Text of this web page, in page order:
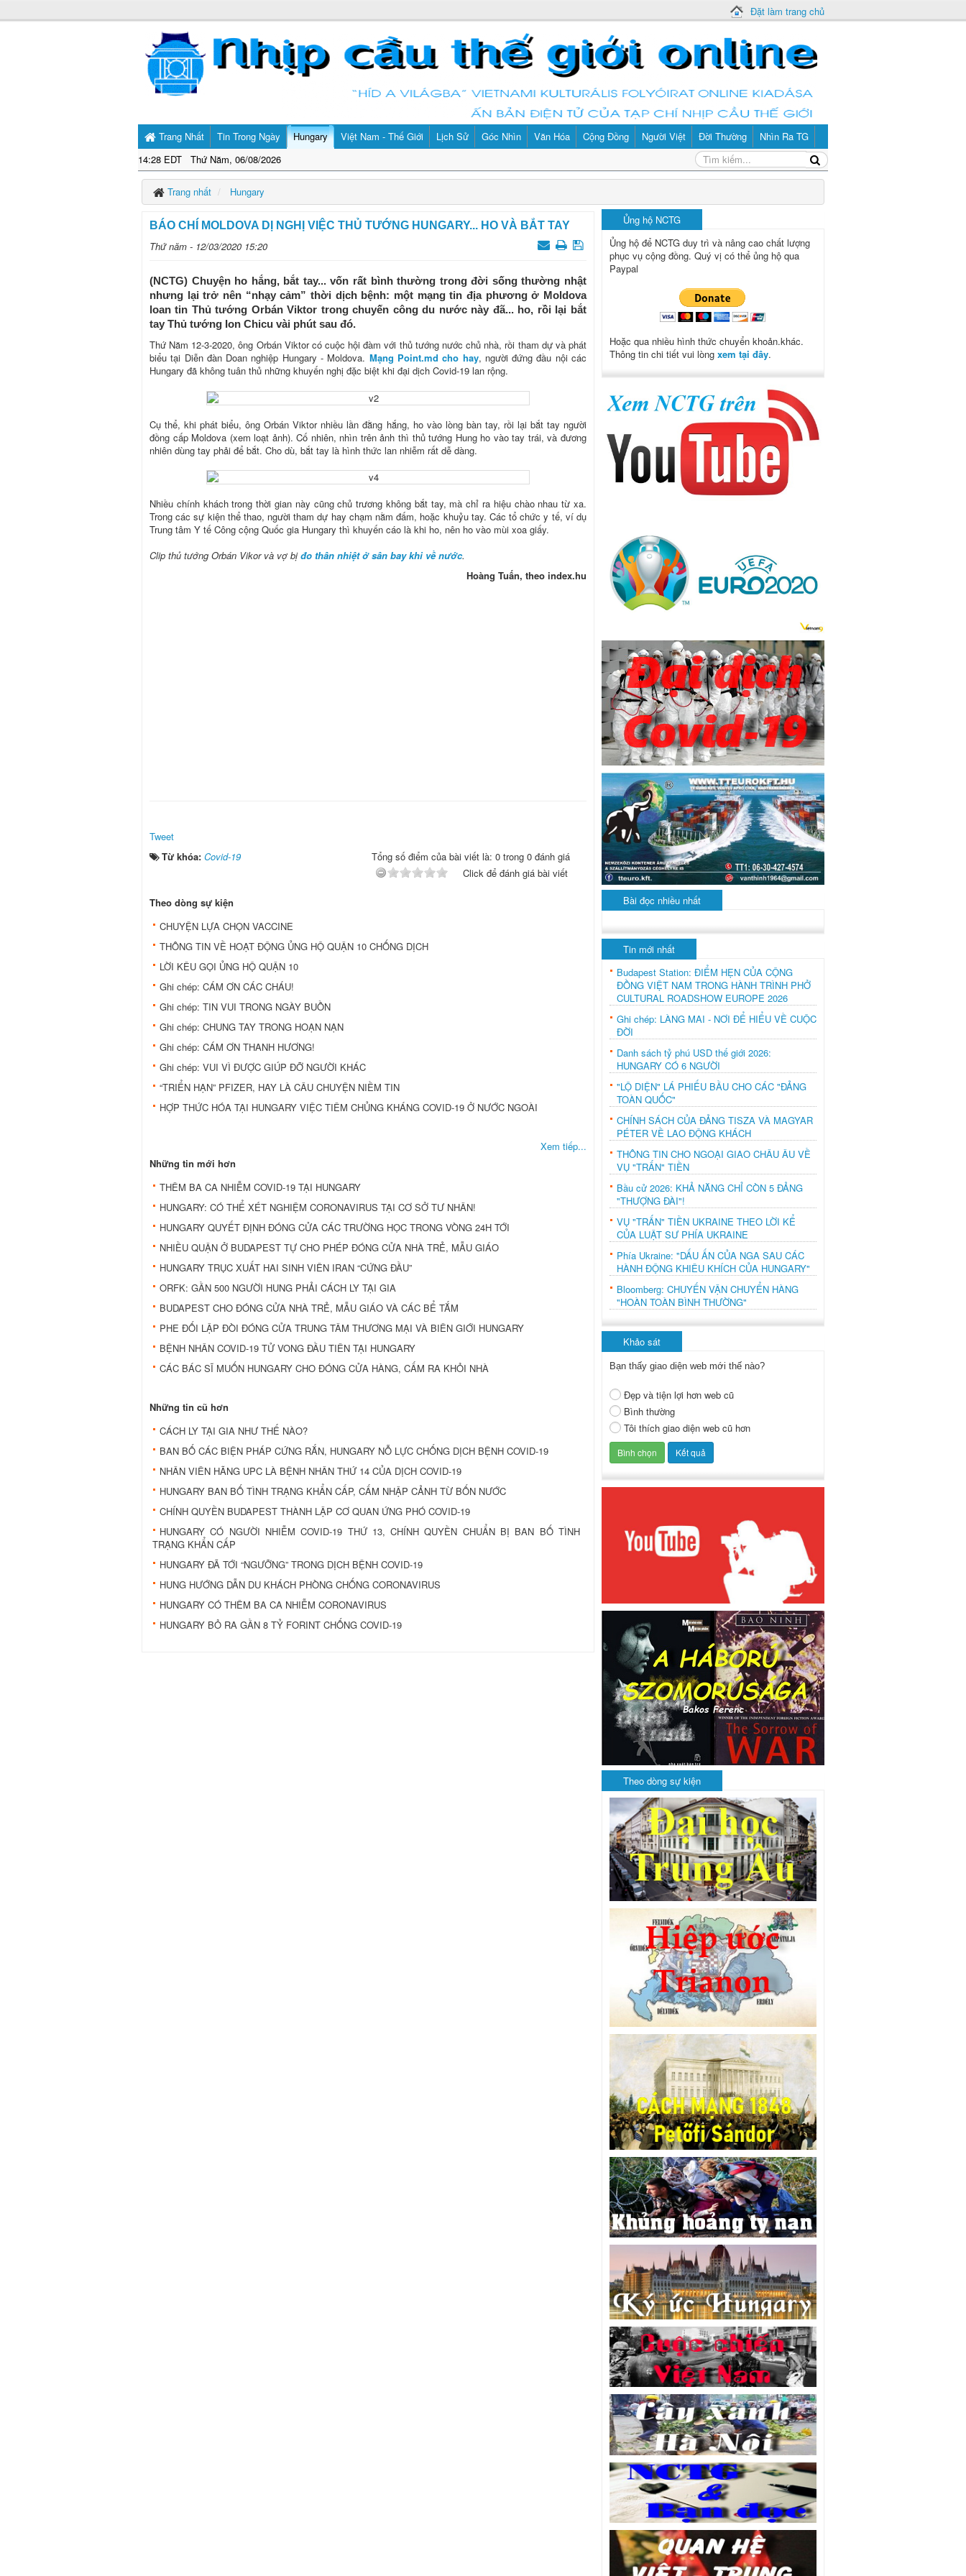
Đặt làm trang chủ
Trang Nhất
14:28 EDT Thứ Năm, 06/08/2026
Tin Trong Ngày Hungary Việt Nam - Thế Giới Lịch Sử Góc Nhìn Văn Hóa Cộng Đồng Người Việt Đời Thường Nhìn Ra TG
Trang nhất Hungary
BÁO CHÍ MOLDOVA DỊ NGHỊ VIỆC THỦ TƯỚNG HUNGARY... HO VÀ BẮT TAY
Thứ năm - 12/03/2020 15:20
(NCTG) Chuyện ho hắng, bắt tay... vốn rất bình thường trong đời sống thường nhật
nhưng lại trở nên “nhạy cảm” thời dịch bệnh: một mạng tin địa phương ở Moldova
loan tin Thủ tướng Orbán Viktor trong chuyến công du nước này đã... ho, rồi lại bắt
tay Thủ tướng Ion Chicu vài phút sau đó.
Thứ Năm 12-3-2020, ông Orbán Viktor có cuộc hội đàm với thủ tướng nước chủ nhà, rồi tham dự và phát
biểu tại Diễn đàn Doan nghiệp Hungary - Moldova. Mạng Point.md cho hay, người đứng đầu nội các
Hungary đã không tuân thủ những khuyến nghị đặc biệt khi đại dịch Covid-19 lan rộng.
Cụ thể, khi phát biểu, ông Orbán Viktor nhiều lần đằng hắng, ho vào lòng bàn tay, rồi lại bắt tay người
đồng cấp Moldova (xem loạt ảnh). Cố nhiên, nhìn trên ảnh thì thủ tướng Hung ho vào tay trái, và đương
nhiên dùng tay phải để bắt. Cho dù, bắt tay là hình thức lan nhiễm rất dễ dàng.
Nhiều chính khách trong thời gian này cũng chủ trương không bắt tay, mà chỉ ra hiệu chào nhau từ xa.
Trong các sự kiện thể thao, người tham dự hay chạm nằm đấm, hoặc khuỷu tay. Các tổ chức y tế, ví dụ
Trung tâm Y tế Công cộng Quốc gia Hungary thì khuyến cáo là khi ho, nên ho vào mùi xoa giấy.
Clip thủ tướng Orbán Vikor và vợ bịđo thân nhiệt ở sân bay khi về nước.
Hoàng Tuấn, theo index.hu
Tweet
Từ khóa: Covid-19
Tổng số điểm của bài viết là: 0 trong 0 đánh giá
Click để đánh giá bài viết
Theo dòng sự kiện
CHUYỆN LỰA CHỌN VACCINE
THÔNG TIN VỀ HOẠT ĐỘNG ỦNG HỘ QUẬN 10 CHỐNG DỊCH
LỜI KÊU GỌI ỦNG HỘ QUẬN 10
Ghi chép: CÁM ƠN CÁC CHÁU!
Ghi chép: TIN VUI TRONG NGÀY BUỒN
Ghi chép: CHUNG TAY TRONG HOẠN NẠN
Ghi chép: CÁM ƠN THANH HƯƠNG!
Ghi chép: VUI VÌ ĐƯỢC GIÚP ĐỠ NGƯỜI KHÁC
“TRIỂN HẠN” PFIZER, HAY LÀ CÂU CHUYỆN NIỀM TIN
HỢP THỨC HÓA TẠI HUNGARY VIỆC TIÊM CHỦNG KHÁNG COVID-19 Ở NƯỚC NGOÀI
Xem tiếp...
Những tin mới hơn
THÊM BA CA NHIỄM COVID-19 TẠI HUNGARY
HUNGARY: CÓ THỂ XÉT NGHIỆM CORONAVIRUS TẠI CƠ SỞ TƯ NHÂN!
HUNGARY QUYẾT ĐỊNH ĐÓNG CỬA CÁC TRƯỜNG HỌC TRONG VÒNG 24H TỚI
NHIỀU QUẬN Ở BUDAPEST TỰ CHO PHÉP ĐÓNG CỬA NHÀ TRẺ, MẪU GIÁO
HUNGARY TRỤC XUẤT HAI SINH VIÊN IRAN “CỨNG ĐẦU”
ORFK: GẦN 500 NGƯỜI HUNG PHẢI CÁCH LY TẠI GIA
BUDAPEST CHO ĐÓNG CỬA NHÀ TRẺ, MẪU GIÁO VÀ CÁC BỂ TẮM
PHE ĐỐI LẬP ĐÒI ĐÓNG CỬA TRUNG TÂM THƯƠNG MẠI VÀ BIÊN GIỚI HUNGARY
BỆNH NHÂN COVID-19 TỬ VONG ĐẦU TIÊN TẠI HUNGARY
CÁC BÁC SĨ MUỐN HUNGARY CHO ĐÓNG CỬA HÀNG, CẤM RA KHỎI NHÀ
Những tin cũ hơn
CÁCH LY TẠI GIA NHƯ THẾ NÀO?
BAN BỐ CÁC BIỆN PHÁP CỨNG RẮN, HUNGARY NỖ LỰC CHỐNG DỊCH BỆNH COVID-19
NHÂN VIÊN HÃNG UPC LÀ BỆNH NHÂN THỨ 14 CỦA DỊCH COVID-19
HUNGARY BAN BỐ TÌNH TRẠNG KHẨN CẤP, CẤM NHẬP CẢNH TỪ BỐN NƯỚC
CHÍNH QUYỀN BUDAPEST THÀNH LẬP CƠ QUAN ỨNG PHÓ COVID-19
HUNGARY CÓ NGƯỜI NHIỄM COVID-19 THỨ 13, CHÍNH QUYỀN CHUẨN BỊ BAN BỐ TÌNH
TRẠNG KHẨN CẤP
HUNGARY ĐÃ TỚI “NGƯỠNG” TRONG DỊCH BỆNH COVID-19
HUNG HƯỚNG DẪN DU KHÁCH PHÒNG CHỐNG CORONAVIRUS
HUNGARY CÓ THÊM BA CA NHIỄM CORONAVIRUS
HUNGARY BỎ RA GẦN 8 TỶ FORINT CHỐNG COVID-19
Ủng hộ NCTG
Ủng hộ để NCTG duy trì và nâng cao chất lượng
phục vụ cộng đồng. Quý vị có thể ủng hộ qua
Paypal
Hoặc qua nhiều hình thức chuyển khoản.khác.
Thông tin chi tiết vui lòng xem tại đây.
Bài đọc nhiều nhất
Tin mới nhất
Budapest Station: ĐIỂM HẸN CỦA CỘNG
ĐỒNG VIỆT NAM TRONG HÀNH TRÌNH PHỞ
CULTURAL ROADSHOW EUROPE 2026
Ghi chép: LÀNG MAI - NƠI ĐỂ HIỂU VỀ CUỘC
ĐỜI
Danh sách tỷ phú USD thế giới 2026:
HUNGARY CÓ 6 NGƯỜI
"LỘ DIỆN" LÁ PHIẾU BẦU CHO CÁC "ĐẢNG
TOÀN QUỐC"
CHÍNH SÁCH CỦA ĐẢNG TISZA VÀ MAGYAR
PÉTER VỀ LAO ĐỘNG KHÁCH
THÔNG TIN CHO NGOẠI GIAO CHÂU ÂU VỀ
VỤ "TRẤN" TIỀN
Bầu cử 2026: KHẢ NĂNG CHỈ CÒN 5 ĐẢNG
"THƯỢNG ĐÀI"!
VỤ "TRẤN" TIỀN UKRAINE THEO LỜI KỂ
CỦA LUẬT SƯ PHÍA UKRAINE
Phía Ukraine: "DẤU ẤN CỦA NGA SAU CÁC
HÀNH ĐỘNG KHIÊU KHÍCH CỦA HUNGARY"
Bloomberg: CHUYẾN VẬN CHUYỂN HÀNG
"HOÀN TOÀN BÌNH THƯỜNG"
Khảo sát
Bạn thấy giao diện web mới thế nào?
Đẹp và tiện lợi hơn web cũ
Bình thường
Tôi thích giao diện web cũ hơn
Theo dòng sự kiện